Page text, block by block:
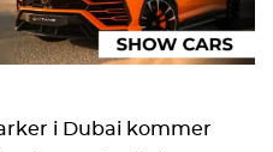
i Dubai kommer